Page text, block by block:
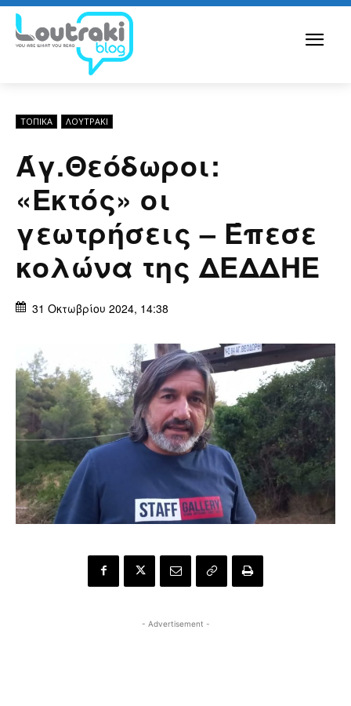
ΤΟΠΙΚΑ ΛΟΥΤΡΆΚΙ
Άγ.Θεόδωροι:
«Εκτός» οι
γεωτρήσεις – Έπεσε
κολώνα της ΔΕΔΔΗΕ
31 Οκτωβρίου 2024, 14:38
- Advertisement -